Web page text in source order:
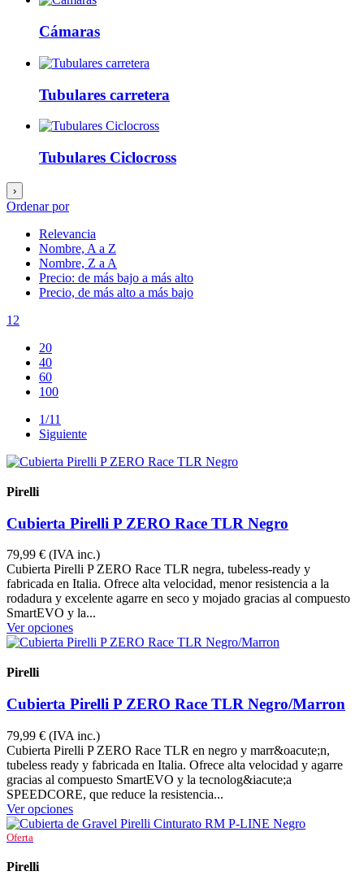
Cámaras
Tubulares carretera
Tubulares Ciclocross
›
Ordenar por
Relevancia
Nombre, A a Z
Nombre, Z a A
Precio: de más bajo a más alto
Precio, de más alto a más bajo
12
20
40
60
100
1/11
Siguiente
Pirelli
Cubierta Pirelli P ZERO Race TLR Negro
79,99 € (IVA inc.)
Cubierta Pirelli P ZERO Race TLR negra, tubeless-ready y
fabricada en Italia. Ofrece alta velocidad, menor resistencia a la
rodadura y excelente agarre en seco y mojado gracias al compuesto
SmartEVO y la...
Ver opciones
Pirelli
Cubierta Pirelli P ZERO Race TLR Negro/Marron
79,99 € (IVA inc.)
Cubierta Pirelli P ZERO Race TLR en negro y marr&oacute;n,
tubeless ready y fabricada en Italia. Ofrece alta velocidad y agarre
gracias al compuesto SmartEVO y la tecnolog&iacute;a
SPEEDCORE, que reduce la resistencia...
Ver opciones
Oferta
Pirelli